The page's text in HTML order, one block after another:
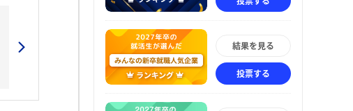
結果を見る
投票する